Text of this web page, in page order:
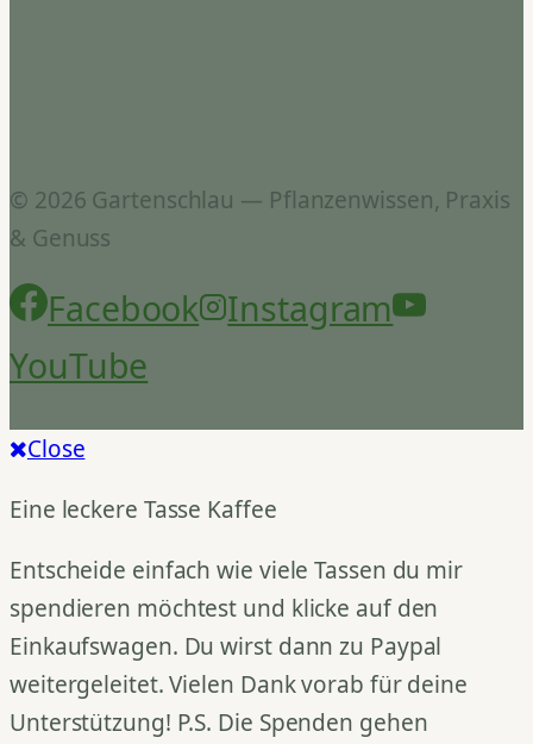
© 2026 Gartenschlau — Pflanzenwissen, Praxis
& Genuss
Facebook
Instagram
YouTube
Close
Eine leckere Tasse Kaffee
Entscheide einfach wie viele Tassen du mir
spendieren möchtest und klicke auf den
Einkaufswagen. Du wirst dann zu Paypal
weitergeleitet. Vielen Dank vorab für deine
Unterstützung! P.S. Die Spenden gehen